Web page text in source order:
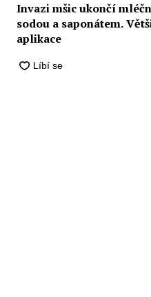
Invazi mšic ukončí
sodou a saponátem.
aplikace